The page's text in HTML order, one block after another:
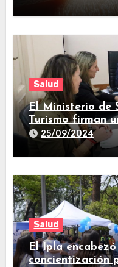
Salud
El Ministerio de
Turismo firman
de la comunidad
25/09/2024
Salud
El Ipla
concientización